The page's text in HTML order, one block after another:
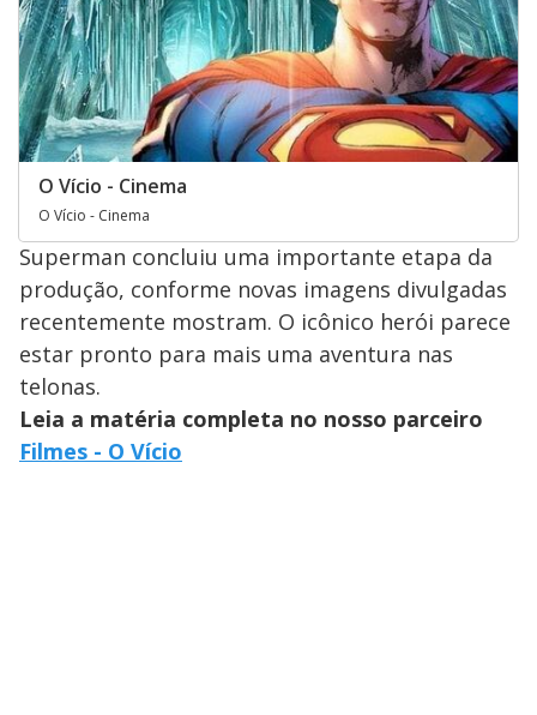
O Vício - Cinema
O Vício - Cinema
Superman concluiu uma importante etapa da
produção, conforme novas imagens divulgadas
recentemente mostram. O icônico herói parece
estar pronto para mais uma aventura nas
telonas.
Leia a matéria completa no nosso parceiro
Filmes - O Vício